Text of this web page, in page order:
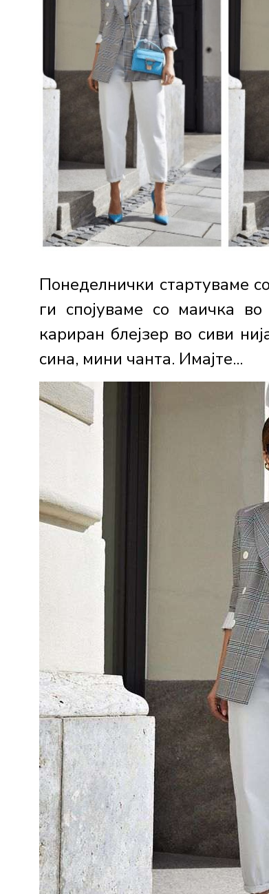
Понеделнички стартуваме
ги спојуваме со маичка
кариран блејзер во сиви
сина, мини чанта. Имајте...